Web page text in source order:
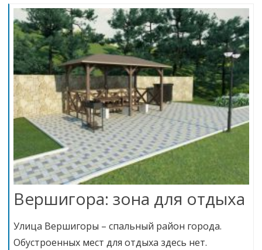
Вершигора: зона для отдыха
Улица Вершигоры – спальный район города.
Обустроенных мест для отдыха здесь нет.